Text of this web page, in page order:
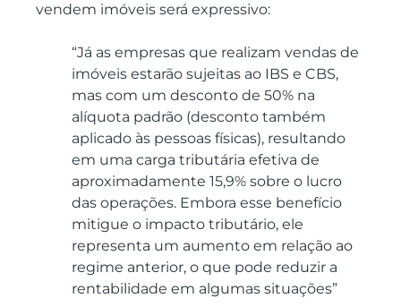
vendem imóveis será expressivo:
“Já as empresas que realizam vendas de
imóveis estarão sujeitas ao IBS e CBS,
mas com um desconto de 50% na
alíquota padrão (desconto também
aplicado às pessoas físicas), resultando
em uma carga tributária efetiva de
aproximadamente 15,9% sobre o lucro
das operações. Embora esse benefício
mitigue o impacto tributário, ele
representa um aumento em relação ao
regime anterior, o que pode reduzir a
rentabilidade em algumas situações”